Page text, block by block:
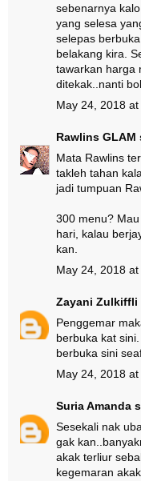
sebenarnya
yang selesa
selepas
belakang kira.
tawarkan harga
ditekak..nanti
May 24, 2018 at
Rawlins GLAM
Mata Rawlins
takleh tahan
jadi tumpuan
300 menu?
hari, kalau
kan.
May 24, 2018 at
Zayani Zulkiffli
Penggemar
berbuka kat
berbuka sini
May 24, 2018 at
Suria Amanda
Sesekali nak
gak
akak terliur
kegemaran